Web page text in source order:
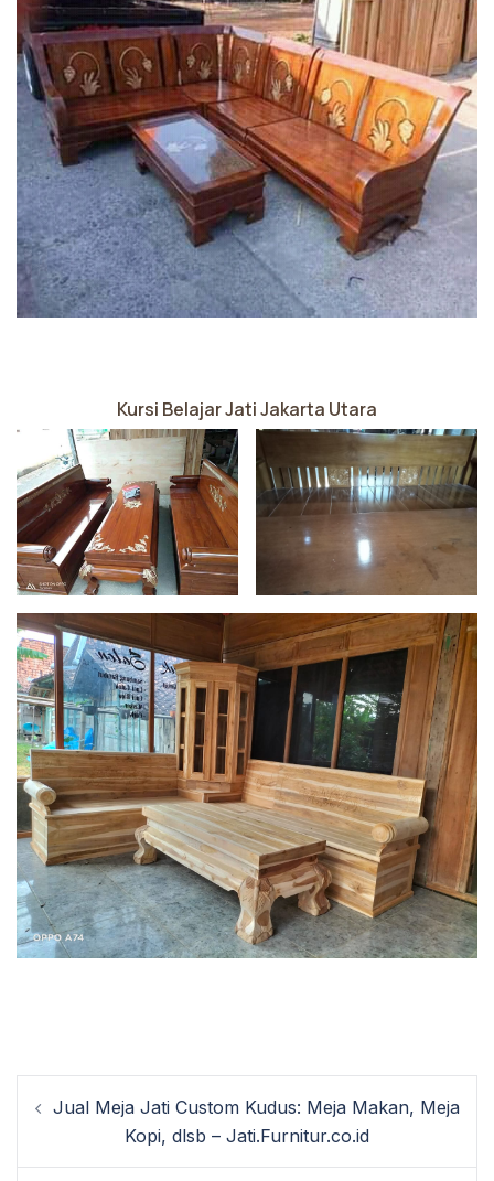
Kursi Belajar Jati Jakarta Utara
navigation
Jual Meja Jati Custom Kudus: Meja Makan, Meja
Kopi, dlsb – Jati.Furnitur.co.id